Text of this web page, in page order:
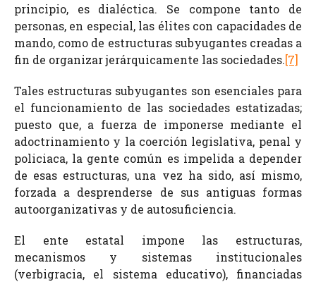
principio, es dialéctica. Se compone tanto de
personas, en especial, las élites con capacidades de
mando, como de estructuras subyugantes creadas a
fin de organizar jerárquicamente las sociedades.[7]
Tales estructuras subyugantes son esenciales para
el funcionamiento de las sociedades estatizadas;
puesto que, a fuerza de imponerse mediante el
adoctrinamiento y la coerción legislativa, penal y
policiaca, la gente común es impelida a depender
de esas estructuras, una vez ha sido, así mismo,
forzada a desprenderse de sus antiguas formas
autoorganizativas y de autosuficiencia.
El ente estatal impone las estructuras,
mecanismos y sistemas institucionales
(verbigracia, el sistema educativo), financiadas